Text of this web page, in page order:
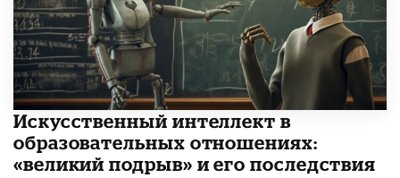
​Искусственный интеллект в
образовательных отношениях:
«великий подрыв» и его последствия